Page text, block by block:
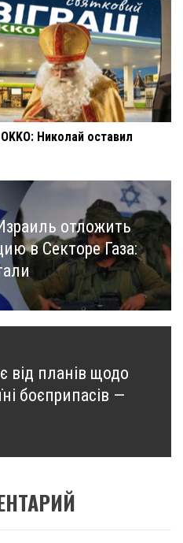
Николай оставил
отложить
в Секторе Газа:
від планів щодо
боєприпасів —